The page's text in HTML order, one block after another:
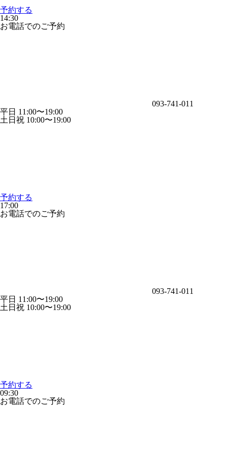
予約する
14:30
お電話でのご予約
093-741-011
平日 11:00〜19:00
土日祝 10:00〜19:00
予約する
17:00
お電話でのご予約
093-741-011
平日 11:00〜19:00
土日祝 10:00〜19:00
予約する
09:30
お電話でのご予約